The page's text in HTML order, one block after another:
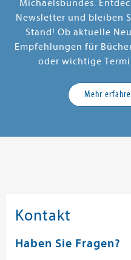
Michaelsbundes.
Newsletter und bleiben
Stand! Ob aktuelle
Empfehlungen für
oder wichtige
Mehr
Kontakt
Haben Sie Fragen?